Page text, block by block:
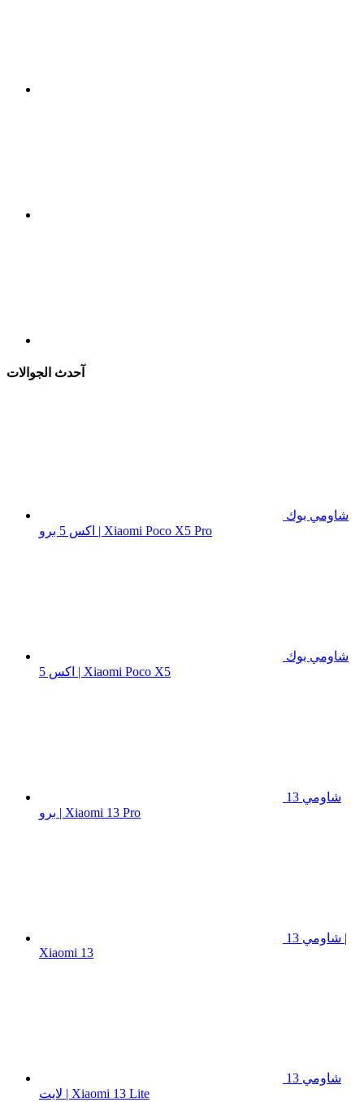
آحدث الجوالات
شاومي بوك
اكس 5 برو | Xiaomi Poco X5 Pro
شاومي بوك
اكس 5 | Xiaomi Poco X5
شاومي 13
برو | Xiaomi 13 Pro
شاومي 13 |
Xiaomi 13
شاومي 13
لايت | Xiaomi 13 Lite